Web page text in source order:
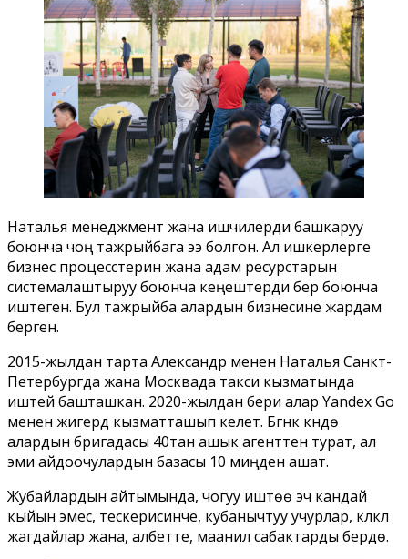
Наталья менеджмент жана ишчилерди башкаруу
боюнча чоң тажрыйбага ээ болгон. Ал ишкерлерге
бизнес процесстерин жана адам ресурстарын
системалаштыруу боюнча кеңештерди берүү боюнча
иштеген. Бул тажрыйба алардын бизнесине жардам
берген.
2015-жылдан тарта Александр менен Наталья Санкт-
Петербургда жана Москвада такси кызматында
иштей башташкан. 2020-жылдан бери алар Yandex Go
менен жигердүү кызматташып келет. Бүгүнкү күндө
алардын бригадасы 40тан ашык агенттен турат, ал
эми айдоочулардын базасы 10 миңден ашат.
Жубайлардын айтымында, чогуу иштөө эч кандай
кыйын эмес, тескерисинче, кубанычтуу учурлар, күлкүлүү
жагдайлар жана, албетте, маанилүү сабактарды берүүдө.